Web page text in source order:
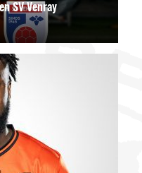
SV Venray